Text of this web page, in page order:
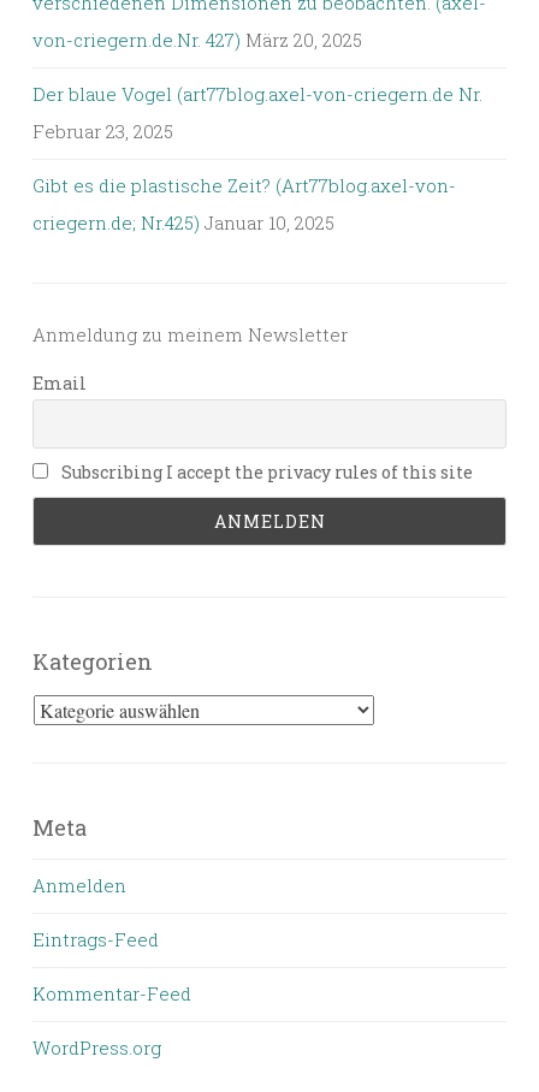
von-criegern.de.Nr. 427) März 20, 2025
Der blaue Vogel (art77blog.axel-von-criegern.de Nr.
Februar 23, 2025
Gibt es die plastische Zeit? (Art77blog.axel-von-
criegern.de; Nr.425) Januar 10, 2025
Anmeldung zu meinem Newsletter
Email
Subscribing I accept the privacy rules of this site
Kategorien
Kategorien
Meta
Anmelden
Eintrags-Feed
Kommentar-Feed
WordPress.org